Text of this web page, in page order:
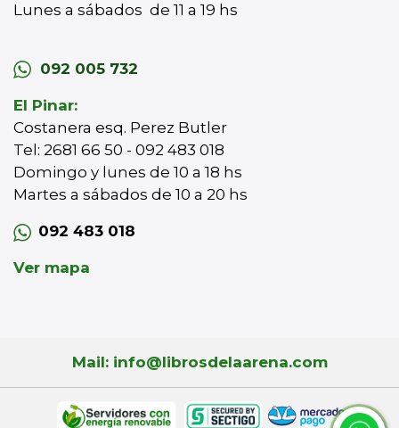
Lunes a sábados de 11 a 19 hs
092 005 732
El Pinar:
Costanera esq. Perez Butler
Tel: 2681 66 50 - 092 483 018
Domingo y lunes de 10 a 18 hs
Martes a sábados de 10 a 20 hs
092 483 018
Ver mapa
Mail: info@librosdelaarena.com